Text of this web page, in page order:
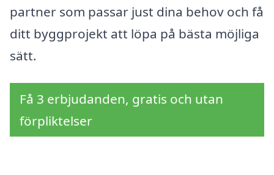
partner som passar just dina behov och få
ditt byggprojekt att löpa på bästa möjliga
sätt.
Få 3 erbjudanden, gratis och utan
förpliktelser